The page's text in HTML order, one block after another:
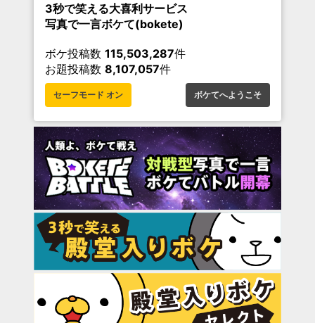
3秒で笑える大喜利サービス
写真で一言ボケて(bokete)
ボケ投稿数 115,503,287件
お題投稿数 8,107,057件
セーフモード オン ボケてへようこそ